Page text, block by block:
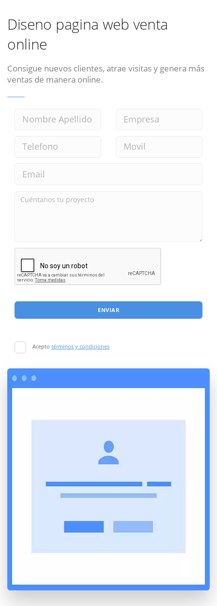
Diseno pagina web venta
online
Consigue nuevos clientes, atrae visitas y genera más
ventas de manera online.
ENVIAR
Acepto términos y condiciones